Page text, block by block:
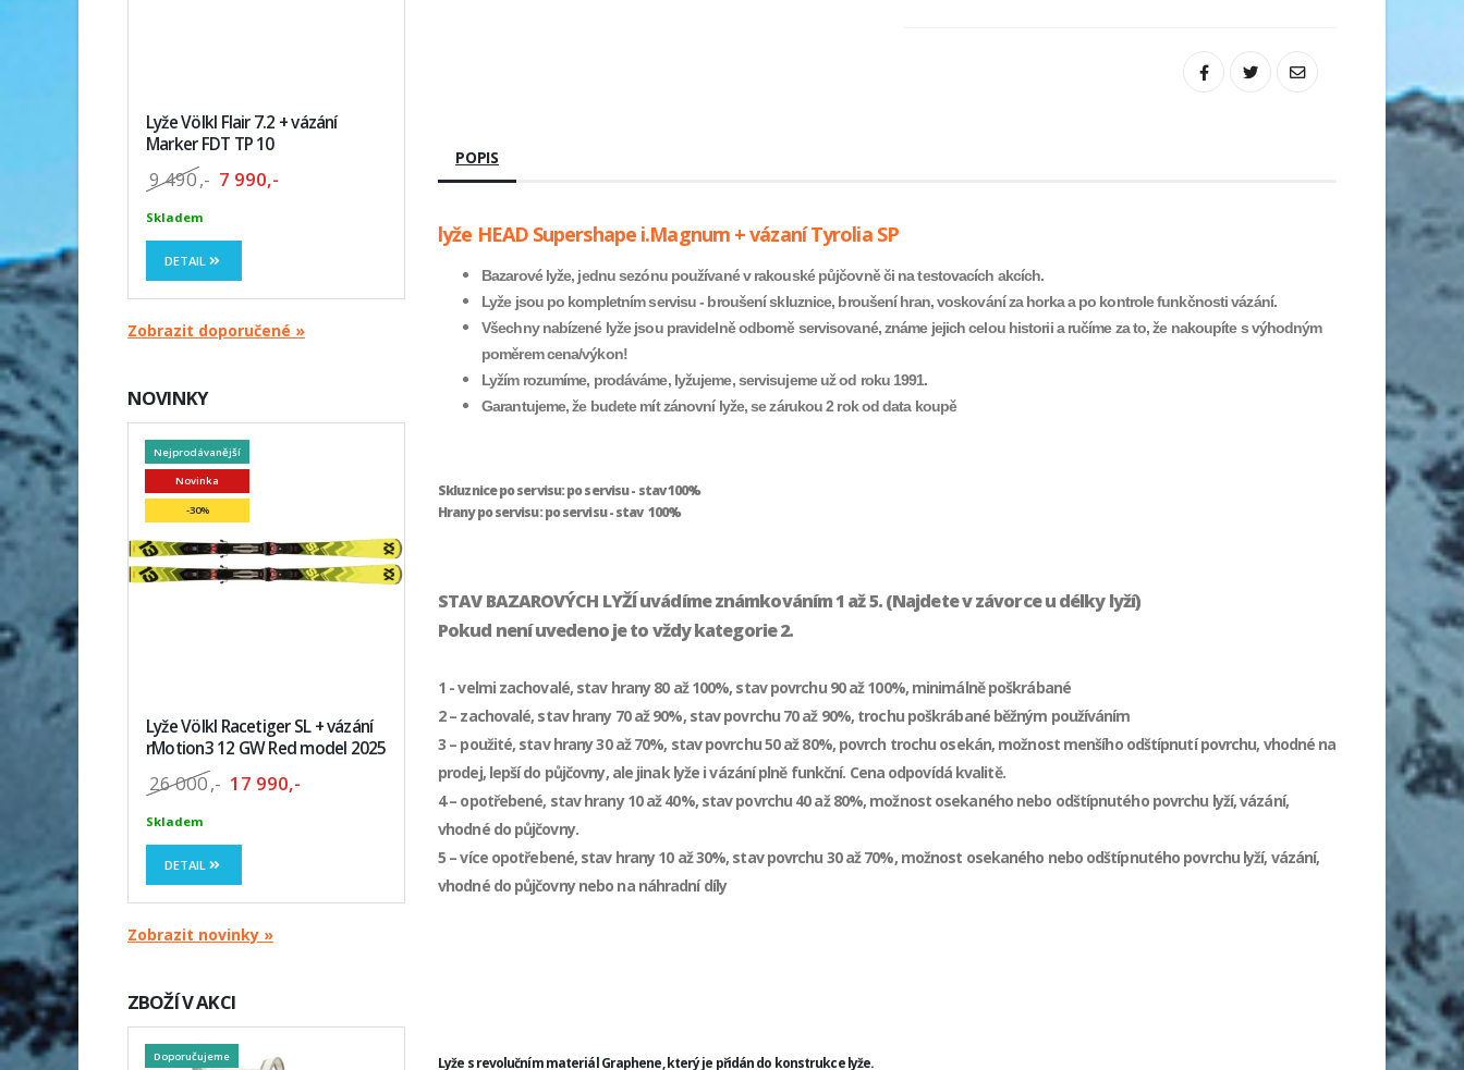
Lyže Völkl Flair 7.2 + vázání
Marker FDT TP 10
9 490,- 7 990,-
Skladem
DETAIL
Zobrazit doporučené »
NOVINKY
Nejprodávanější
Novinka
-30%
Lyže Völkl Racetiger SL + vázání
rMotion3 12 GW Red model 2025
26 000,- 17 990,-
Skladem
DETAIL
Zobrazit novinky »
ZBOŽÍ V AKCI
Doporučujeme
POPIS
lyže HEAD Supershape i.Magnum + vázaní Tyrolia SP
Bazarové lyže, jednu sezónu používané v rakouské půjčovně či na testovacích akcích.
Lyže jsou po kompletním servisu - broušení skluznice, broušení hran, voskování za horka a po kontrole funkčnosti vázání.
Všechny nabízené lyže jsou pravidelně odborně servisované, známe jejich celou historii a ručíme za to, že nakoupíte s výhodným
poměrem cena/výkon!
Lyžím rozumíme, prodáváme, lyžujeme, servisujeme už od roku 1991.
Garantujeme, že budete mít zánovní lyže, se zárukou 2 rok od data koupě
Skluznice po servisu: po servisu - stav 100%
Hrany po servisu: po servisu - stav 100%
STAV BAZAROVÝCH LYŽÍ uvádíme známkováním 1 až 5. (Najdete v závorce u délky lyží)
Pokud není uvedeno je to vždy kategorie 2.
1 - velmi zachovalé, stav hrany 80 až 100%, stav povrchu 90 až 100%, minimálně poškrábané
2 – zachovalé, stav hrany 70 až 90%, stav povrchu 70 až 90%, trochu poškrábané běžným používáním
3 – použité, stav hrany 30 až 70%, stav povrchu 50 až 80%, povrch trochu osekán, možnost menšího odštípnutí povrchu, vhodné na
prodej, lepší do půjčovny, ale jinak lyže i vázání plně funkční. Cena odpovídá kvalitě.
4 – opotřebené, stav hrany 10 až 40%, stav povrchu 40 až 80%, možnost osekaného nebo odštípnutého povrchu lyží, vázání,
vhodné do půjčovny.
5 – více opotřebené, stav hrany 10 až 30%, stav povrchu 30 až 70%, možnost osekaného nebo odštípnutého povrchu lyží, vázání,
vhodné do půjčovny nebo na náhradní díly
Lyže s revolučním materiál Graphene, který je přidán do konstrukce lyže.